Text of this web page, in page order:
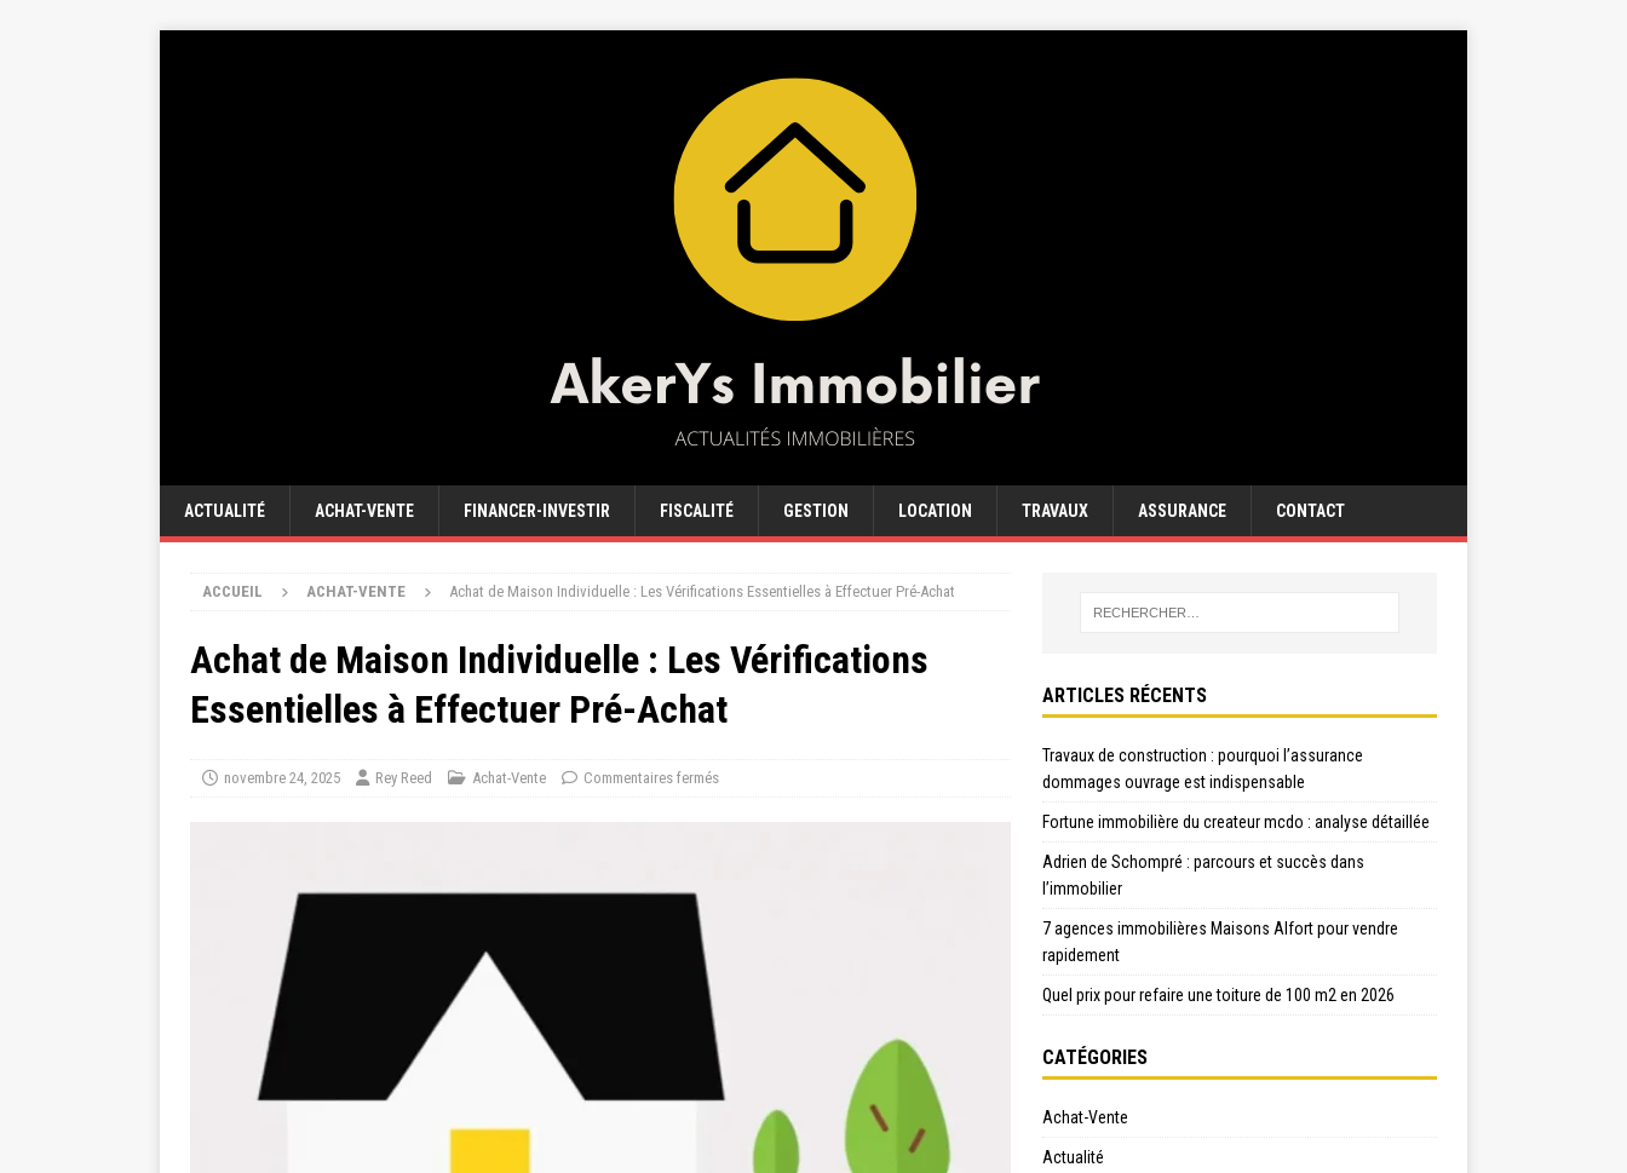
ACTUALITÉ ACHAT-VENTE FINANCER-INVESTIR FISCALITÉ GESTION LOCATION TRAVAUX ASSURANCE CONTACT
ACCUEIL ACHAT-VENTE Achat de Maison Individuelle : Les Vérifications Essentielles à Effectuer Pré-Achat
Achat de Maison Individuelle : Les Vérifications
Essentielles à Effectuer Pré-Achat
novembre 24, 2025 Rey Reed Achat-Vente Commentaires fermés
ARTICLES RÉCENTS
Travaux de construction : pourquoi l’assurance
dommages ouvrage est indispensable
Fortune immobilière du createur mcdo : analyse détaillée
Adrien de Schompré : parcours et succès dans
l’immobilier
7 agences immobilières Maisons Alfort pour vendre
rapidement
Quel prix pour refaire une toiture de 100 m2 en 2026
CATÉGORIES
Achat-Vente
Actualité